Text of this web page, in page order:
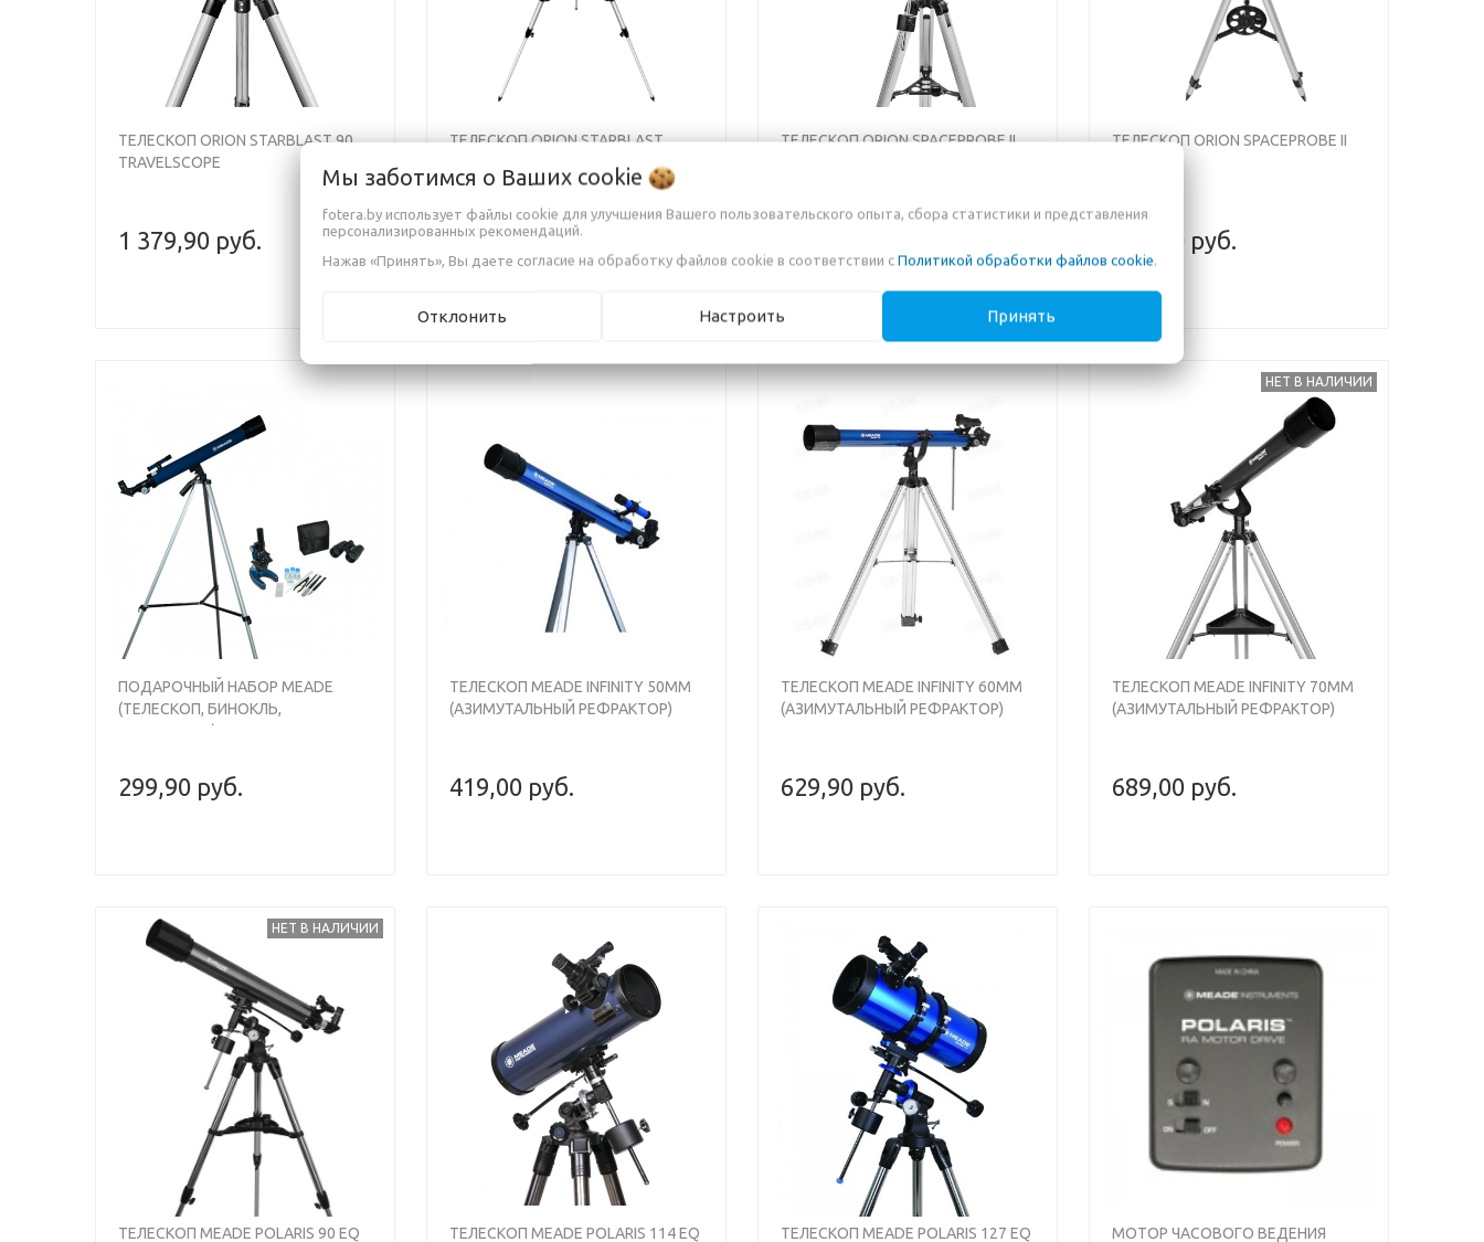
ТЕЛЕСКОП ORION STARBLAST 90
TRAVELSCOPE
1 379,90 руб.
ТЕЛЕСКОП ORION STARBLAST
1 989,90 руб.
ТЕЛЕСКОП ORION SPACEPROBE II
ТЕЛЕСКОП ORION SPACEPROBE II
689,90 руб.
ПОДАРОЧНЫЙ НАБОР MEADE
(ТЕЛЕСКОП, БИНОКЛЬ,
МИКРОСКОП)
299,90 руб.
ТЕЛЕСКОП MEADE INFINITY 50MM
(АЗИМУТАЛЬНЫЙ РЕФРАКТОР)
419,00 руб.
ТЕЛЕСКОП MEADE INFINITY 60MM
(АЗИМУТАЛЬНЫЙ РЕФРАКТОР)
629,90 руб.
НЕТ В НАЛИЧИИ
ТЕЛЕСКОП MEADE INFINITY 70MM
(АЗИМУТАЛЬНЫЙ РЕФРАКТОР)
689,00 руб.
НЕТ В НАЛИЧИИ
ТЕЛЕСКОП MEADE POLARIS 90 EQ
ТЕЛЕСКОП MEADE POLARIS 114 EQ
ТЕЛЕСКОП MEADE POLARIS 127 EQ
МОТОР ЧАСОВОГО ВЕДЕНИЯ
Мы заботимся о Ваших cookie
fotera.by использует файлы cookie для улучшения Вашего пользовательского опыта, сбора статистики и представления
персонализированных рекомендаций.
Нажав «Принять», Вы даете согласие на обработку файлов cookie в соответствии с Политикой обработки файлов cookie.
Отклонить Настроить Принять